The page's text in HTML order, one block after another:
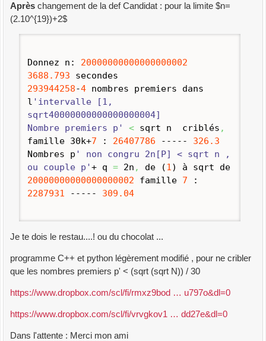
Après changement de la def Candidat : pour la limite $n=
(2.10^{19})+2$
Donnez n: 20000000000000000002
3688.793 secondes
293944258-4 nombres premiers dans
l 'intervalle [1,
sqrt40000000000000000004]
Nombre premiers p'
< sqrt n criblés ,
famille 30k+7 : 26407786 ----- 326.3
Nombres p ' non congru 2n[P] < sqrt n ,
ou couple p'+ q= 2n , de (1 )
à sqrt de
20000000000000000002 famille 7 :
2287931
----- 309.04
Je te dois le restau....! ou du chocolat ...
programme C++ et python légèrement modifié , pour ne cribler
que les nombres premiers p' < (sqrt (sqrt N)) / 30
https://www.dropbox.com/scl/fi/rmxz9bod … u797o&dl=0
https://www.dropbox.com/scl/fi/vrvgkov1 … dd27e&dl=0
Dans l'attente : Merci mon ami